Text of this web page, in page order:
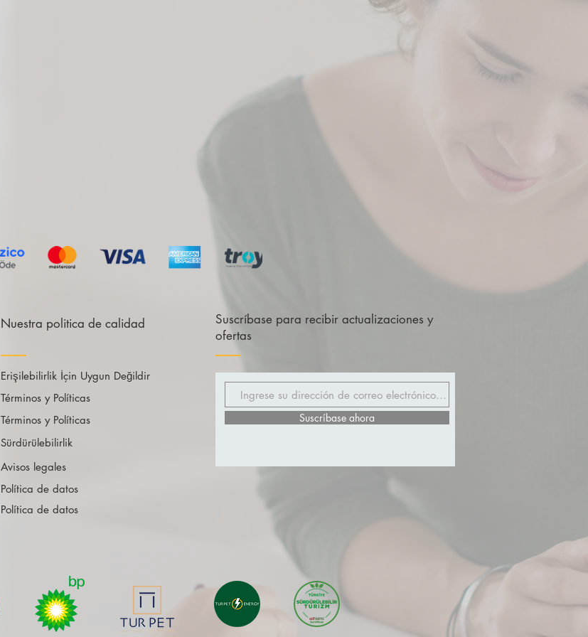
Suscríbase para recibir actualizaciones y
ofertas
Nuestra politica de calidad
Suscríbase ahora
Política de datos
Términos y Políticas
Avisos legales
Términos y Políticas
Política de datos
Sürdürülebilirlik
Erişilebilirlik İçin Uygun Değildir